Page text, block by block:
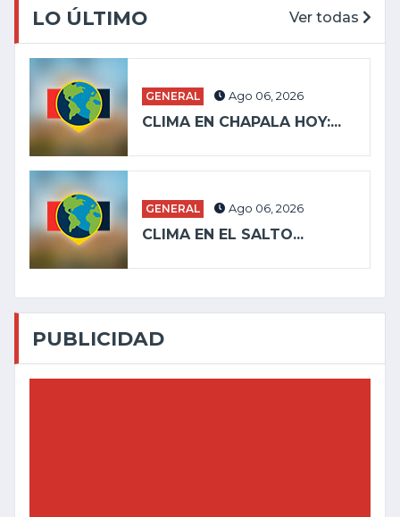
LO ÚLTIMO Ver todas
GENERAL Ago 06, 2026
CLIMA EN CHAPALA HOY:...
GENERAL Ago 06, 2026
CLIMA EN EL SALTO...
PUBLICIDAD